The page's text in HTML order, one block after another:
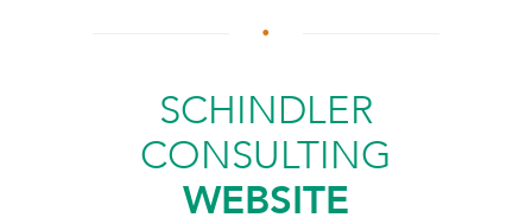
SCHINDLER
CONSULTING
WEBSITE